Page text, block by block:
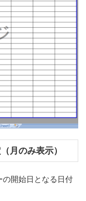
月のみ表示）
開始日となる日付